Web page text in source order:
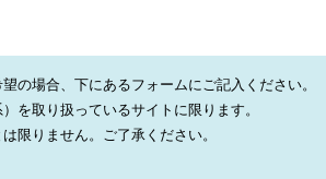
の場合、下にあるフォームにご記入ください。
を取り扱っているサイトに限ります。
限りません。ご了承ください。